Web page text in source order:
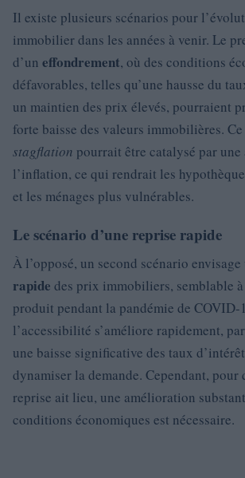
Il existe plusieurs scénarios pour
immobilier dans les années à venir. Le
d’un effondrement, où des conditions
défavorables, telles qu’une hausse du
un maintien des prix élevés, pourraient
forte baisse des valeurs immobilières.
stagflation pourrait être catalysé par
l’inflation, ce qui rendrait les
et les ménages plus vulnérables.
Le scénario d’une reprise rapide
À l’opposé, un second scénario envisage
rapide des prix immobiliers, semblable à
produit pendant la pandémie de COVID-
l’accessibilité s’améliore rapidement,
une baisse significative des taux
dynamiser la demande. Cependant, pour
reprise ait lieu, une amélioration
conditions économiques est nécessaire.